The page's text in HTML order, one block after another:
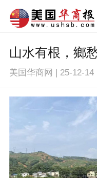
山水有根，鄉
美国华商网 | 25-12-14